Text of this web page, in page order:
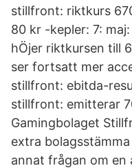
stillfront: riktkurs
80 kr -kepler: 7:
hÖjer riktkursen till
ser fortsatt mer
stillfront: ebitda-
stillfront: emitterar
Gamingbolaget
extra
annat frågan om en